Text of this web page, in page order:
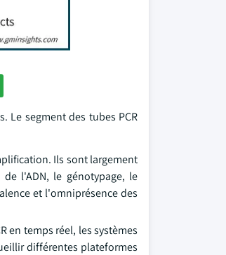
Le segment des tubes PCR
Ils sont largement
l'ADN, le génotypage, le
et l'omniprésence des
en temps réel, les systèmes
différentes plateformes